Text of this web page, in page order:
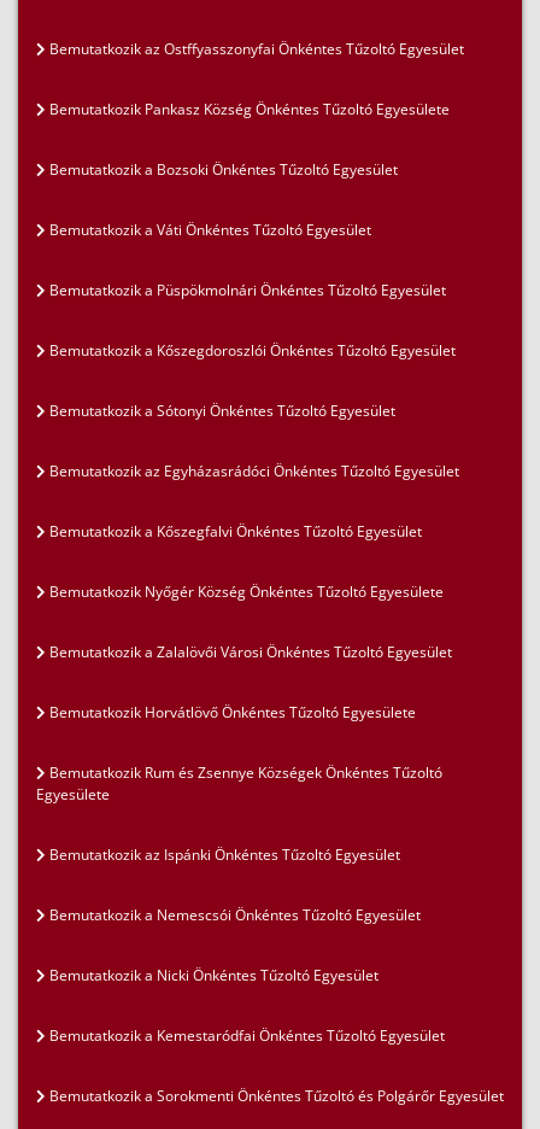
Bemutatkozik az Ostffyasszonyfai Önkéntes Tűzoltó Egyesület
Bemutatkozik Pankasz Község Önkéntes Tűzoltó Egyesülete
Bemutatkozik a Bozsoki Önkéntes Tűzoltó Egyesület
Bemutatkozik a Váti Önkéntes Tűzoltó Egyesület
Bemutatkozik a Püspökmolnári Önkéntes Tűzoltó Egyesület
Bemutatkozik a Kőszegdoroszlói Önkéntes Tűzoltó Egyesület
Bemutatkozik a Sótonyi Önkéntes Tűzoltó Egyesület
Bemutatkozik az Egyházasrádóci Önkéntes Tűzoltó Egyesület
Bemutatkozik a Kőszegfalvi Önkéntes Tűzoltó Egyesület
Bemutatkozik Nyőgér Község Önkéntes Tűzoltó Egyesülete
Bemutatkozik a Zalalövői Városi Önkéntes Tűzoltó Egyesület
Bemutatkozik Horvátlövő Önkéntes Tűzoltó Egyesülete
Bemutatkozik Rum és Zsennye Községek Önkéntes Tűzoltó
Egyesülete
Bemutatkozik az Ispánki Önkéntes Tűzoltó Egyesület
Bemutatkozik a Nemescsói Önkéntes Tűzoltó Egyesület
Bemutatkozik a Nicki Önkéntes Tűzoltó Egyesület
Bemutatkozik a Kemestaródfai Önkéntes Tűzoltó Egyesület
Bemutatkozik a Sorokmenti Önkéntes Tűzoltó és Polgárőr Egyesület